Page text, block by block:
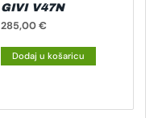
GIVI V47N
285,00€
Dodaj u košaricu